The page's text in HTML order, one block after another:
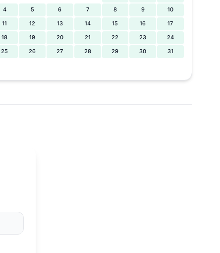
4
5 6 7 8 9
10
11
12 13 14 15 16
17
18
19 20 21 22 23
24
25
26 27 28 29 30 31